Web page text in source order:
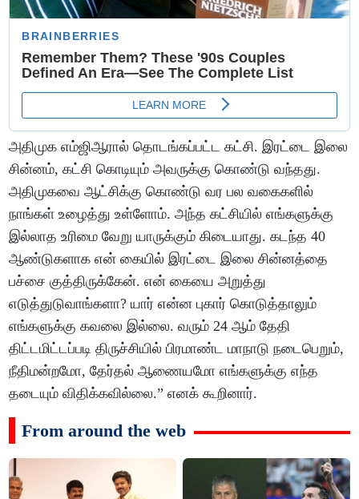
அதிமுக எம்ஜிஆரால் தொடங்கப்பட்ட கட்சி. இரட்டை இலை
சின்னம், கட்சி கொடியும் அவருக்கு கொண்டு வந்தது.
அதிமுகவை ஆட்சிக்கு கொண்டு வர பல வகைகளில்
நாங்கள் உழைத்து உள்ளோம். அந்த கட்சியில் எங்களுக்கு
இல்லாத உரிமை வேறு யாருக்கும் கிடையாது. கடந்த 40
ஆண்டுகளாக என் கையில் இரட்டை இலை சின்னத்தை
பச்சை குத்திருக்கேன். என் கையை அறுத்து
எடுத்துடுவாங்களா? யார் என்ன புகார் கொடுத்தாலும்
எங்களுக்கு கவலை இல்லை. வரும் 24 ஆம் தேதி
திட்டமிட்டப்படி திருச்சியில் பிரமாண்ட மாநாடு நடைபெறும்,
நீதிமன்றமோ, தேர்தல் ஆணையமோ எங்களுக்கு எந்த
தடையும் விதிக்கவில்லை.” எனக் கூறினார்.
From around the web